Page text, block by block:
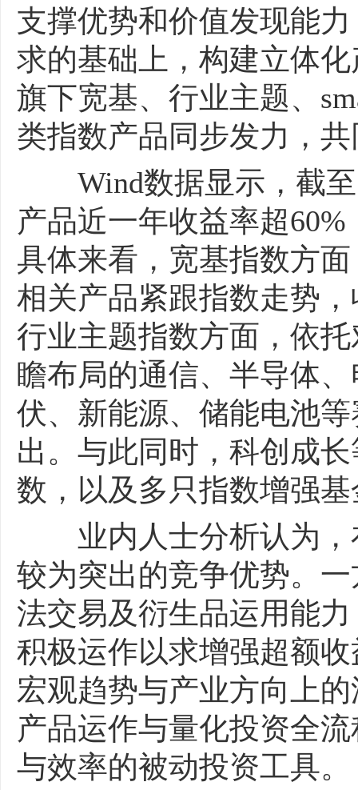
支撑优势和价值发现能
求的基础上，构建立体
旗下宽基、行业主题、
类指数产品同步发力，
Wind数据显示，截至
产品近一年收益率超
具体来看，宽基指数方
相关产品紧跟指数走势
行业主题指数方面，依
瞻布局的通信、半导体
伏、新能源、储能电池
出。与此同时，科创成
数，以及多只指数增强
业内人士分析认为，
较为突出的竞争优势。
法交易及衍生品运用能
积极运作以求增强超额
宏观趋势与产业方向上
产品运作与量化投资全
与效率的被动投资工具。